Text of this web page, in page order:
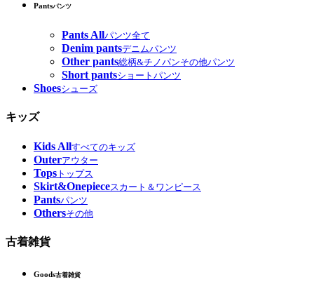
Pantsパンツ
Pants Allパンツ全て
Denim pantsデニムパンツ
Other pants総柄&チノパンその他パンツ
Short pantsショートパンツ
Shoesシューズ
キッズ
Kids Allすべてのキッズ
Outerアウター
Tops トップス
Skirt&Onepieceスカート＆ワンピース
Pantsパンツ
Othersその他
古着雑貨
Goods古着雑貨